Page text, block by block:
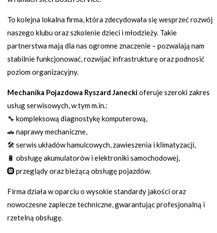
To kolejna lokalna firma, która zdecydowała się wesprzeć rozwój
naszego klubu oraz szkolenie dzieci i młodzieży. Takie
partnerstwa mają dla nas ogromne znaczenie – pozwalają nam
stabilnie funkcjonować, rozwijać infrastrukturę oraz podnosić
poziom organizacyjny.
Mechanika Pojazdowa Ryszard Janeckioferuje szeroki zakres
usług serwisowych, w tym m.in.:
🔧 kompleksową diagnostykę komputerową,
🚗 naprawy mechaniczne,
🛠️ serwis układów hamulcowych, zawieszenia i klimatyzacji,
🔋 obsługę akumulatorów i elektroniki samochodowej,
🛞 przeglądy oraz bieżącą obsługę pojazdów.
Firma działa w oparciu o wysokie standardy jakości oraz
nowoczesne zaplecze techniczne, gwarantując profesjonalną i
rzetelną obsługę.